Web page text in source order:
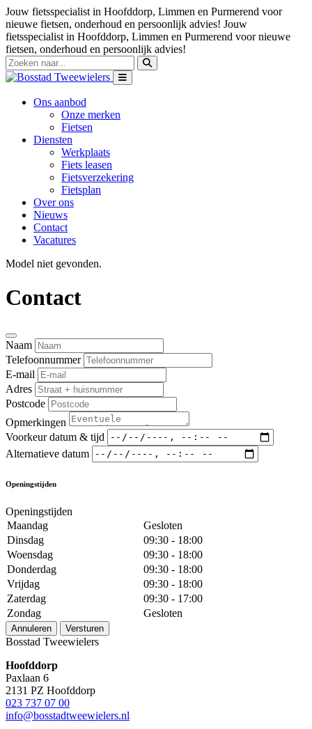
Jouw fietsspecialist in Hoofddorp, Limmen en Purmerend voor
nieuwe fietsen, onderhoud en persoonlijk advies! Jouw
fietsspecialist in Hoofddorp, Limmen en Purmerend voor nieuwe
fietsen, onderhoud en persoonlijk advies!
Ons aanbod
Onze merken
Fietsen
Diensten
Werkplaats
Fiets leasen
Fietsverzekering
Fietsplan
Over ons
Nieuws
Contact
Vacatures
Model niet gevonden.
Contact
Naam
Telefoonnummer
E-mail
Adres
Postcode
Opmerkingen
Voorkeur datum & tijd
Alternatieve datum
Openingstijden
Openingstijden
Maandag
Gesloten
Dinsdag
09:30 - 18:00
Woensdag
09:30 - 18:00
Donderdag
09:30 - 18:00
Vrijdag
09:30 - 18:00
Zaterdag
09:30 - 17:00
Zondag
Gesloten
Annuleren Versturen
Bosstad Tweewielers
Hoofddorp
Paxlaan 6
2131 PZ Hoofddorp
023 737 07 00
info@bosstadtweewielers.nl